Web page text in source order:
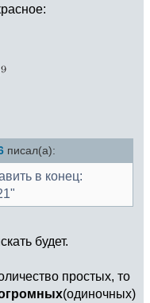
писал(а):
в конец:
будет.
простых, то
(одиночных)